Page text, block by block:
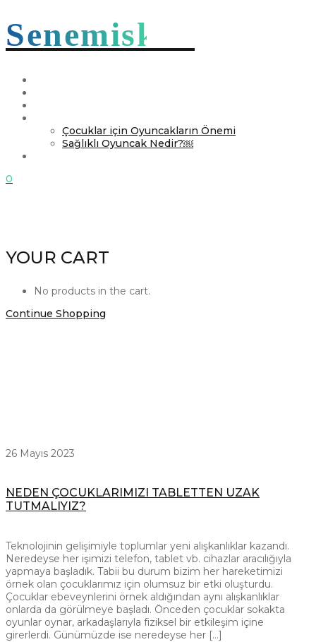
Senemiskoo
Çocuklar için Oyuncakların Önemi
Sağlıklı Oyuncak Nedir?￼
0
YOUR CART
No products in the cart.
Continue Shopping
26 Mayıs 2023
NEDEN ÇOCUKLARIMIZI TABLETTEN UZAK
TUTMALIYIZ?
Teknolojinin gelişimiyle toplumlar yeni alışkanlıklar kazandı.
Neredeyse her işimizi telefon, tablet vb. cihazlar aracılığıyla
yapmaya başladık. Tabii bu durum bizim her hareketimizi
örnek olan çocuklarımız için olumsuz bir etki oluşturdu.
Çocuklar ebeveynlerini örnek aldığından aynı alışkanlıklar
onlarda da görülmeye başladı. Önceden çocuklar sokakta
oyunlar oynar, arkadaşlarıyla fiziksel bir etkileşim içine
girerlerdi. Günümüzde ise neredeyse her […]